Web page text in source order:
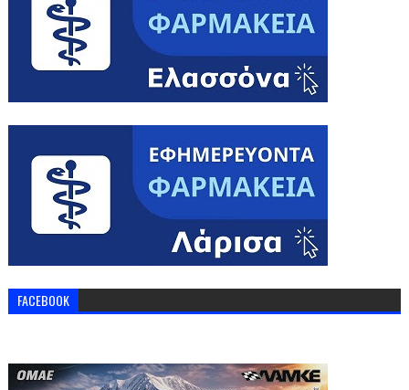
FACEBOOK